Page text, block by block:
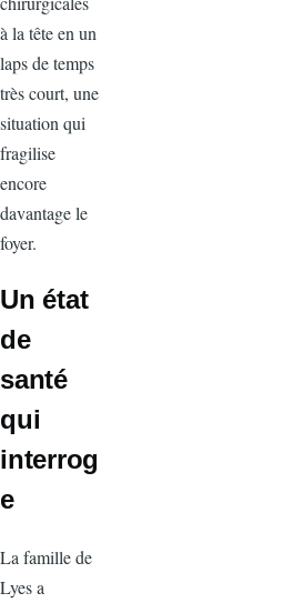
à la tête en un
laps de temps
très court, une
situation qui
fragilise
encore
davantage le
foyer.
Un état
de
santé
qui
interrog
e
La famille de
Lyes a